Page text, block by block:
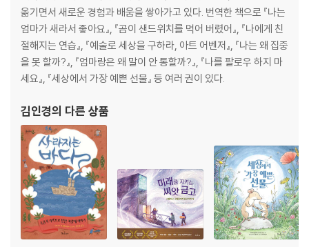
옮기면서 새로운 경험과 배움을 쌓아가고 있다. 번역한 책으로 『나는
엄마가 새라서 좋아요』, 『곰이 샌드위치를 먹어 버렸어』, 『나에게 친
절해지는 연습』, 『예술로 세상을 구하라, 아트 어벤저』, 『나는 왜 집중
을 못 할까?』, 『엄마랑은 왜 말이 안 통할까?』, 『나를 팔로우 하지 마
세요』, 『세상에서 가장 예쁜 선물』 등 여러 권이 있다.
김인경의 다른 상품